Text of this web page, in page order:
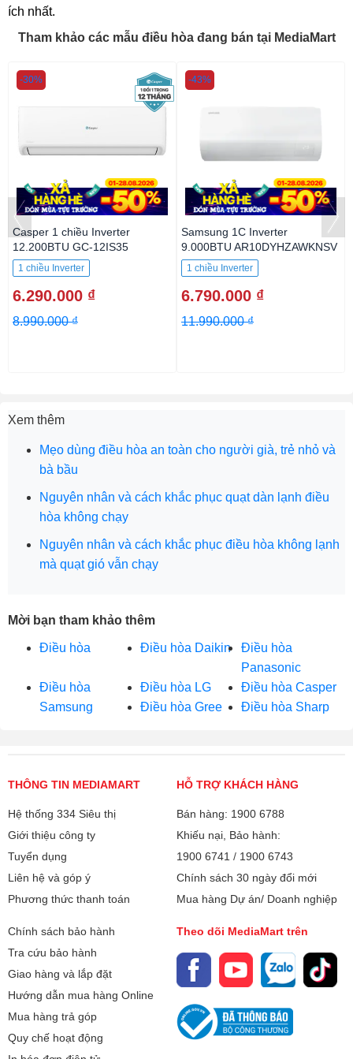
ích nhất.
Tham khảo các mẫu điều hòa đang bán tại MediaMart
Casper 1 chiều Inverter
12.200BTU GC-12IS35
1 chiều Inverter
6.290.000 ₫
8.990.000 ₫
-30%
Samsung 1C Inverter
9.000BTU AR10DYHZAWKNSV
1 chiều Inverter
6.790.000 ₫
11.990.000 ₫
-43%
Xem thêm
Mẹo dùng điều hòa an toàn cho người già, trẻ nhỏ và
bà bầu
Nguyên nhân và cách khắc phục quạt dàn lạnh điều
hòa không chạy
Nguyên nhân và cách khắc phục điều hòa không lạnh
mà quạt gió vẫn chạy
Mời bạn tham khảo thêm
Điều hòa Điều hòa Daikin
Điều hòa
Panasonic
Điều hòa
Samsung
Điều hòa LG
Điều hòa Casper
Điều hòa Gree
Điều hòa Sharp
THÔNG TIN MEDIAMART
Hệ thống 334 Siêu thị
Giới thiệu công ty
Tuyển dụng
Liên hệ và góp ý
Phương thức thanh toán
HỖ TRỢ KHÁCH HÀNG
Bán hàng: 1900 6788
Khiếu nại, Bảo hành:
1900 6741 / 1900 6743
Chính sách 30 ngày đổi mới
Mua hàng Dự án/ Doanh nghiệp
Chính sách bảo hành
Tra cứu bảo hành
Giao hàng và lắp đặt
Hướng dẫn mua hàng Online
Mua hàng trả góp
Quy chế hoạt động
Theo dõi MediaMart trên